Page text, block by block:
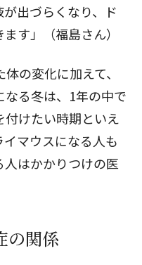
出づらくなり、ド
す」（福島さん）
の変化に加えて、
る冬は、1年の中で
けたい時期といえ
マウスになる人も
はかかりつけの医
の関係